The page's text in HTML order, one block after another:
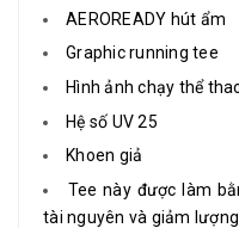
AEROREADY hút ẩm
Graphic running tee
Hình ảnh chạy thể
Hệ số UV 25
Khoen giả
Tee này được làm
tài nguyên và giảm